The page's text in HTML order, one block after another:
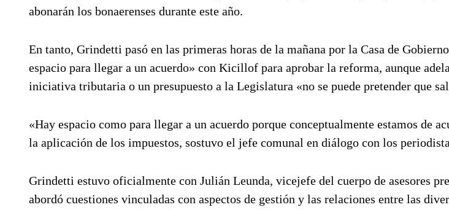
abonarán los bonaerenses durante este año.
En tanto, Grindetti pasó en las primeras horas de la mañana por la Casa de
espacio para llegar a un acuerdo» con Kicillof para aprobar la reforma, aunque
iniciativa tributaria o un presupuesto a la Legislatura «no se puede pretender que
«Hay espacio como para llegar a un acuerdo porque conceptualmente estamos de
la aplicación de los impuestos, sostuvo el jefe comunal en diálogo con los
Grindetti estuvo oficialmente con Julián Leunda, vicejefe del cuerpo de asesores
abordó cuestiones vinculadas con aspectos de gestión y las relaciones entre las